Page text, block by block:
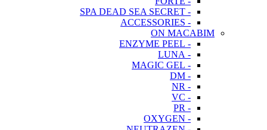
- SPA DEAD SEA SECRET
- ACCESSORIES
ON MACABIM
- ENZYME PEEL
- LUNA
- MAGIC GEL
- DM
- NR
- VC
- PR
- OXYGEN